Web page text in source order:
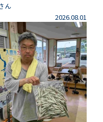
ん
2026.08.01